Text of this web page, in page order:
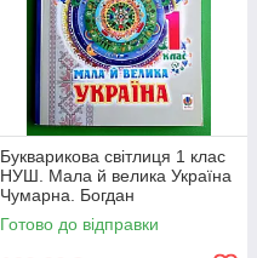
Букварикова світлиця 1 клас
НУШ. Мала й велика Україна
Чумарна. Богдан
Готово до відправки